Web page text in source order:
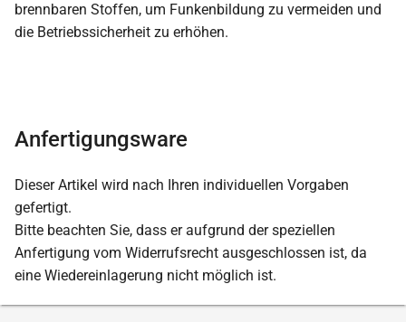
brennbaren Stoffen, um Funkenbildung zu vermeiden und
die Betriebssicherheit zu erhöhen.
Anfertigungsware
Dieser Artikel wird nach Ihren individuellen Vorgaben
gefertigt.
Bitte beachten Sie, dass er aufgrund der speziellen
Anfertigung vom Widerrufsrecht ausgeschlossen ist, da
eine Wiedereinlagerung nicht möglich ist.